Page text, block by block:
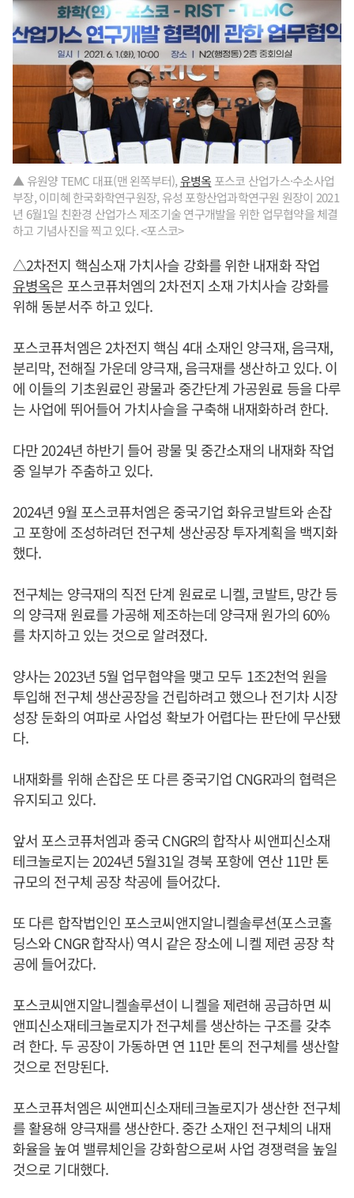
▲ 유원양 TEMC 대표(맨 왼쪽부터),유병옥 포스코 산업가스·수소사업
부장, 이미혜 한국화학연구원장, 유성 포항산업과학연구원 원장이 2021
년 6월1일 친환경 산업가스 제조기술 연구개발을 위한 업무협약을 체결
하고 기념사진을 찍고 있다. <포스코>
△2차전지 핵심소재 가치사슬 강화를 위한 내재화 작업
유병옥은 포스코퓨처엠의 2차전지 소재 가치사슬 강화를
위해 동분서주 하고 있다.
포스코퓨처엠은 2차전지 핵심 4대 소재인 양극재, 음극재,
분리막, 전해질 가운데 양극재, 음극재를 생산하고 있다. 이
에 이들의 기초원료인 광물과 중간단계 가공원료 등을 다루
는 사업에 뛰어들어 가치사슬을 구축해 내재화하려 한다.
다만 2024년 하반기 들어 광물 및 중간소재의 내재화 작업
중 일부가 주춤하고 있다.
2024년 9월 포스코퓨처엠은 중국기업 화유코발트와 손잡
고 포항에 조성하려던 전구체 생산공장 투자계획을 백지화
했다.
전구체는 양극재의 직전 단계 원료로 니켈, 코발트, 망간 등
의 양극재 원료를 가공해 제조하는데 양극재 원가의 60%
를 차지하고 있는 것으로 알려졌다.
양사는 2023년 5월 업무협약을 맺고 모두 1조2천억 원을
투입해 전구체 생산공장을 건립하려고 했으나 전기차 시장
성장 둔화의 여파로 사업성 확보가 어렵다는 판단에 무산됐
다.
내재화를 위해 손잡은 또 다른 중국기업 CNGR과의 협력은
유지되고 있다.
앞서 포스코퓨처엠과 중국 CNGR의 합작사 씨앤피신소재
테크놀로지는 2024년 5월31일 경북 포항에 연산 11만 톤
규모의 전구체 공장 착공에 들어갔다.
또 다른 합작법인인 포스코씨앤지알니켈솔루션(포스코홀
딩스와 CNGR 합작사) 역시 같은 장소에 니켈 제련 공장 착
공에 들어갔다.
포스코씨앤지알니켈솔루션이 니켈을 제련해 공급하면 씨
앤피신소재테크놀로지가 전구체를 생산하는 구조를 갖추
려 한다. 두 공장이 가동하면 연 11만 톤의 전구체를 생산할
것으로 전망된다.
포스코퓨처엠은 씨앤피신소재테크놀로지가 생산한 전구체
를 활용해 양극재를 생산한다. 중간 소재인 전구체의 내재
화율을 높여 밸류체인을 강화함으로써 사업 경쟁력을 높일
것으로 기대했다.